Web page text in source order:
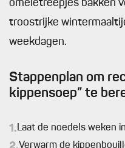
omeletreepjes bakken
troostrijke
weekdagen.
Stappenplan om
kippensoep” te
1.Laat de noedels weken
Verwarm de